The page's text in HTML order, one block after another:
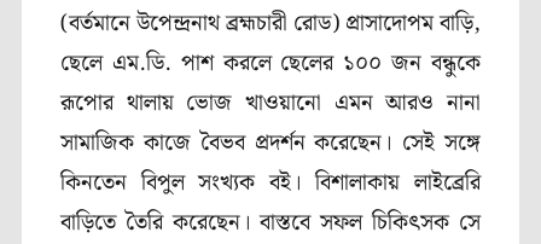
(বর্তমানে উপেন্দ্রনাথ ব্রহ্মচারী রোড) প্রাসাদোপম বাড়ি,
ছেলে এম.ডি. পাশ করলে ছেলের ১০০ জন বন্ধুকে
রূপোর থালায় ভোজ খাওয়ানো এমন আরও নানা
সামাজিক কাজে বৈভব প্রদর্শন করেছেন। সেই সঙ্গে
কিনতেন বিপুল সংখ্যক বই। বিশালাকায় লাইব্রেরি
বাড়িতে তৈরি করেছেন। বাস্তবে সফল চিকিৎসক সে